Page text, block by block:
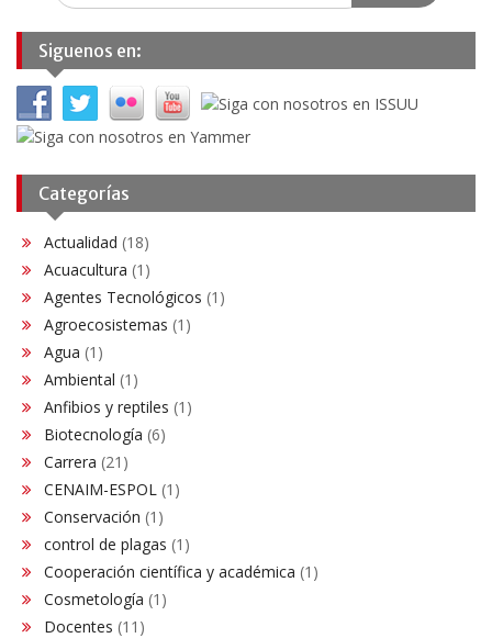
entradas
Siguenos en:
Categorías
Actualidad (18)
Acuacultura (1)
Agentes Tecnológicos (1)
Agroecosistemas (1)
Agua (1)
Ambiental (1)
Anfibios y reptiles (1)
Biotecnología (6)
Carrera (21)
CENAIM-ESPOL (1)
Conservación​ (1)
control de plagas (1)
Cooperación científica y académica (1)
Cosmetología (1)
Docentes (11)